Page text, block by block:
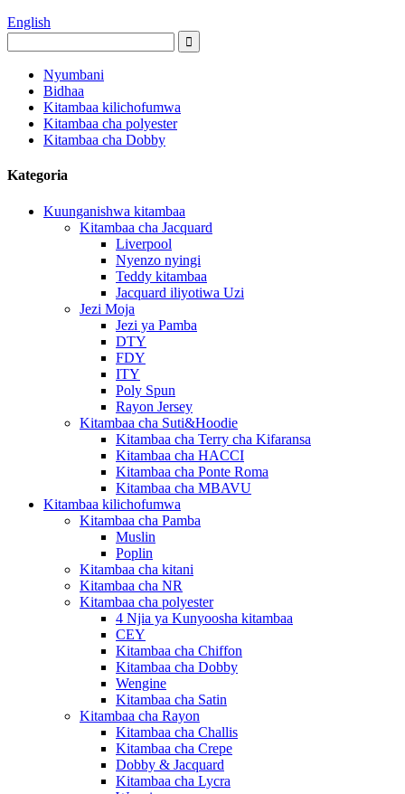
English
Nyumbani
Bidhaa
Kitambaa kilichofumwa
Kitambaa cha polyester
Kitambaa cha Dobby
Kategoria
Kuunganishwa kitambaa
Kitambaa cha Jacquard
Liverpool
Nyenzo nyingi
Teddy kitambaa
Jacquard iliyotiwa Uzi
Jezi Moja
Jezi ya Pamba
DTY
FDY
ITY
Poly Spun
Rayon Jersey
Kitambaa cha Suti&Hoodie
Kitambaa cha Terry cha Kifaransa
Kitambaa cha HACCI
Kitambaa cha Ponte Roma
Kitambaa cha MBAVU
Kitambaa kilichofumwa
Kitambaa cha Pamba
Muslin
Poplin
Kitambaa cha kitani
Kitambaa cha NR
Kitambaa cha polyester
4 Njia ya Kunyoosha kitambaa
CEY
Kitambaa cha Chiffon
Kitambaa cha Dobby
Wengine
Kitambaa cha Satin
Kitambaa cha Rayon
Kitambaa cha Challis
Kitambaa cha Crepe
Dobby & Jacquard
Kitambaa cha Lycra